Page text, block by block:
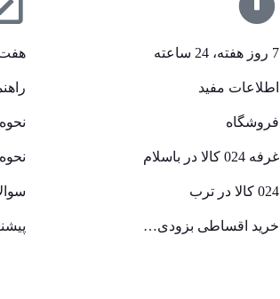
7 روز هفته، 24 ساعته
اطلاعات مفید
فروشگاه
غرفه 024 کالا در باسلام
024 کالا در ترب
خرید اقساطی بزودی…